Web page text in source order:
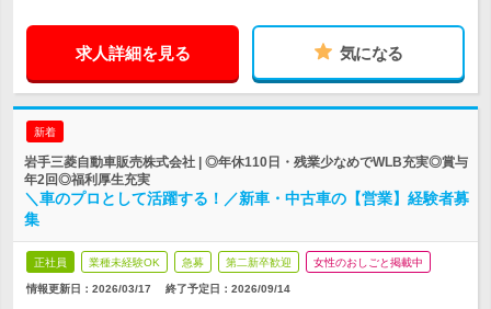
求人詳細を見る 気になる
新着
岩手三菱自動車販売株式会社 | ◎年休110日・残業少なめでWLB充実◎賞与
年2回◎福利厚生充実
＼車のプロとして活躍する！／新車・中古車の【営業】経験者募
集
正社員 業種未経験OK 急募 第二新卒歓迎 女性のおしごと掲載中
情報更新日：2026/03/17 終了予定日： 2026/09/14